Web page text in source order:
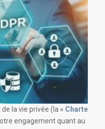
la vie privée (la « Charte
engagement quant au